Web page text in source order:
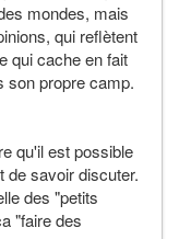
mondes, mais
qui reflètent
qui cache en fait
son propre camp.
qu'il est possible
de savoir discuter.
des "petits
"faire des